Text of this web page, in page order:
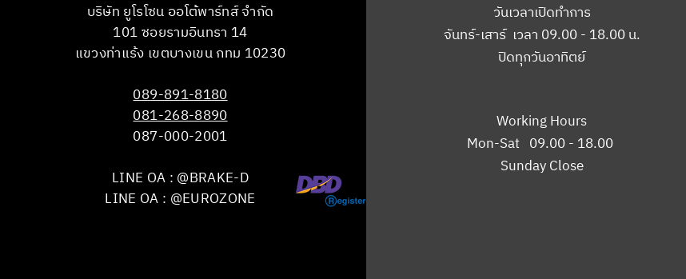
บริษัท ยูโรโซน ออโต้พาร์ทส์ จำกัด
101 ซอยรามอินทรา 14
แขวงท่าแร้ง เขตบางเขน กทม 10230
089-891-8180
081-268-8890
087-000-2001
LINE OA : @BRAKE-D
LINE OA : @EUROZONE
วันเวลาเปิดทำการ
จันทร์-เสาร์ เวลา 09.00 - 18.00 น.
ปิดทุกวันอาทิตย์
Working Hours
Mon-Sat 09.00 - 18.00
Sunday Close